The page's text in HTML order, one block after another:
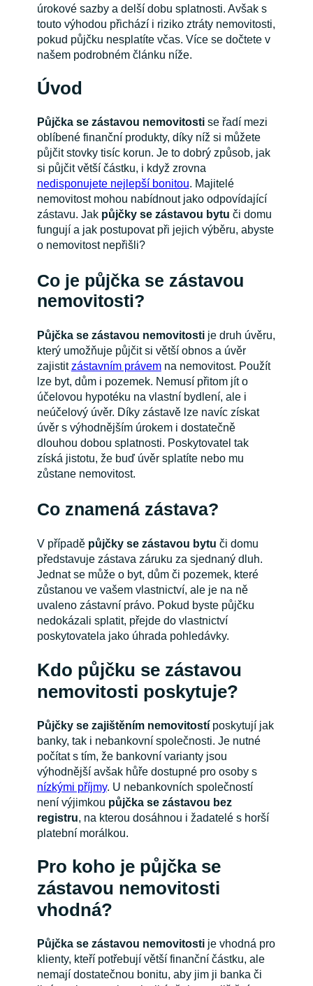
úrokové sazby a delší dobu splatnosti. Avšak s
touto výhodou přichází i riziko ztráty nemovitosti,
pokud půjčku nesplatíte včas. Více se dočtete v
našem podrobném článku níže.
Úvod
Půjčka se zástavou nemovitosti se řadí mezi
oblíbené finanční produkty, díky níž si můžete
půjčit stovky tisíc korun. Je to dobrý způsob, jak
si půjčit větší částku, i když zrovna
nedisponujete nejlepší bonitou. Majitelé
nemovitost mohou nabídnout jako odpovídající
zástavu. Jak půjčky se zástavou bytu či domu
fungují a jak postupovat při jejich výběru, abyste
o nemovitost nepřišli?
Co je půjčka se zástavou
nemovitosti?
Půjčka se zástavou nemovitostije druh úvěru,
který umožňuje půjčit si větší obnos a úvěr
zajistitzástavním právemna nemovitost. Použít
lze byt, dům i pozemek. Nemusí přitom jít o
účelovou hypotéku na vlastní bydlení, ale i
neúčelový úvěr. Díky zástavě lze navíc získat
úvěr s výhodnějším úrokem i dostatečně
dlouhou dobou splatnosti. Poskytovatel tak
získá jistotu, že buď úvěr splatíte nebo mu
zůstane nemovitost.
Co znamená zástava?
V případě půjčky se zástavou bytu či domu
představuje zástava záruku za sjednaný dluh.
Jednat se může o byt, dům či pozemek, které
zůstanou ve vašem vlastnictví, ale je na ně
uvaleno zástavní právo. Pokud byste půjčku
nedokázali splatit, přejde do vlastnictví
poskytovatela jako úhrada pohledávky.
Kdo půjčku se zástavou
nemovitosti poskytuje?
Půjčky se zajištěním nemovitostíposkytují jak
banky, tak i nebankovní společnosti. Je nutné
počítat s tím, že bankovní varianty jsou
výhodnější avšak hůře dostupné pro osoby s
nízkými příjmy. U nebankovních společností
není výjimkou půjčka se zástavou bez
registru, na kterou dosáhnou i žadatelé s horší
platební morálkou.
Pro koho je půjčka se
zástavou nemovitosti
vhodná?
Půjčka se zástavou nemovitostije vhodná pro
klienty, kteří potřebují větší finanční částku, ale
nemají dostatečnou bonitu, aby jim ji banka či